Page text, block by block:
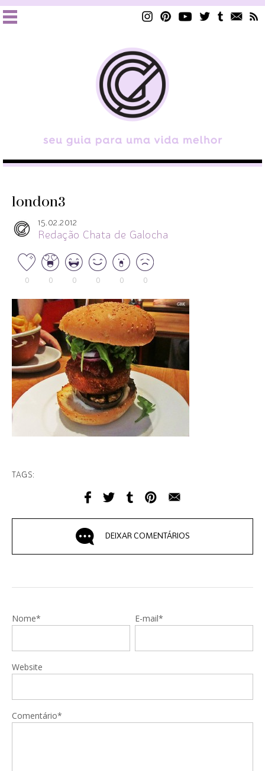
london3
15.02.2012
Redação Chata de Galocha
0 0 0 0 0 0
TAGS:
DEIXAR COMENTÁRIOS
Nome* E-mail*
Website
Comentário*